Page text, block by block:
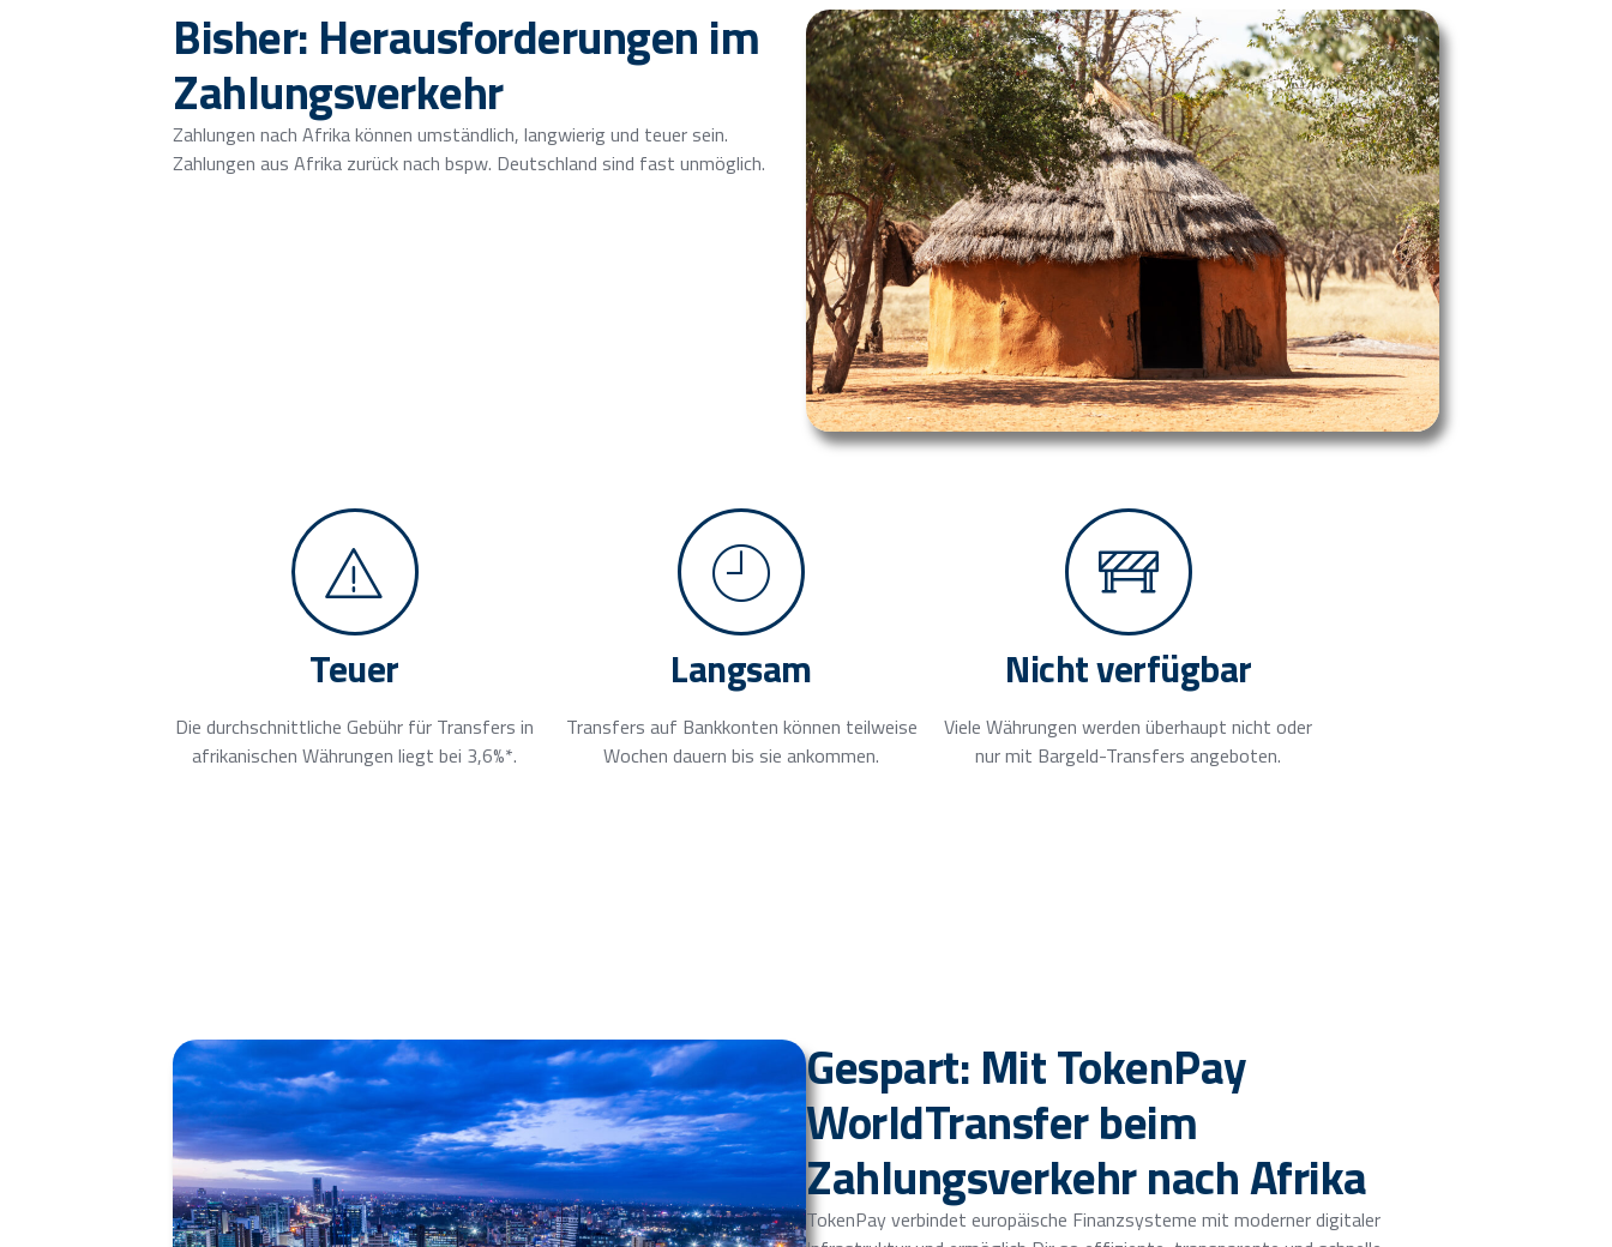
Bisher: Herausforderungen im
Zahlungsverkehr
Zahlungen nach Afrika können umständlich, langwierig und teuer sein.
Zahlungen aus Afrika zurück nach bspw. Deutschland sind fast unmöglich.
Teuer
Die durchschnittliche Gebühr für Transfers in
afrikanischen Währungen liegt bei 3,6%*.
Langsam
Transfers auf Bankkonten können teilweise
Wochen dauern bis sie ankommen.
Nicht verfügbar
Viele Währungen werden überhaupt nicht oder
nur mit Bargeld-Transfers angeboten.
Gespart: Mit TokenPay
WorldTransfer beim
Zahlungsverkehr nach Afrika
TokenPay verbindet europäische Finanzsysteme mit moderner digitaler